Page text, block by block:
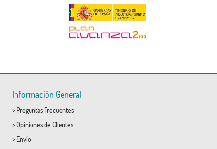
Información General
> Preguntas Frecuentes
> Opiniones de Clientes
> Envío